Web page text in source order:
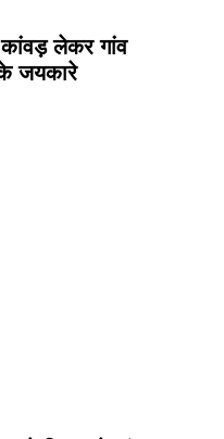
लेकर गांव
जयकारे